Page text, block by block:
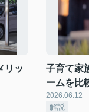
リッ
子育て家
ームを比
2026.06.12
解説